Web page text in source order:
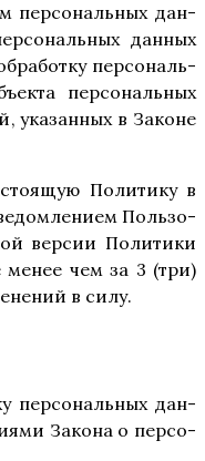
пер­со­наль­ных дан­
дан­ных
пер­со­наль­
пер­со­наль­ных
ука­зан­ных в Законе
Поли­ти­ку в
Поль­зо­
вер­сии Поли­ти­ки
менее чем за 3 (три)
в силу.
пер­со­наль­ных дан­
Зако­на о пер­со­